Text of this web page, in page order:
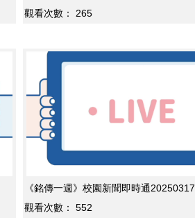
觀看次數：
265
《銘傳一週》校園新聞即時通20250317
觀看次數：
552